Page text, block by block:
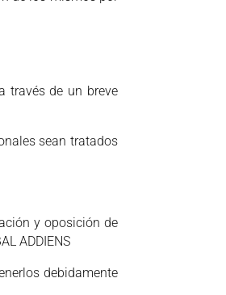
través de un breve
sean tratados
y oposición de
ADDIENS
debidamente